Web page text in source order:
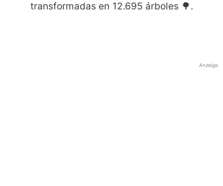
transformadas en 12.695 árboles 🌳.
Anzeige